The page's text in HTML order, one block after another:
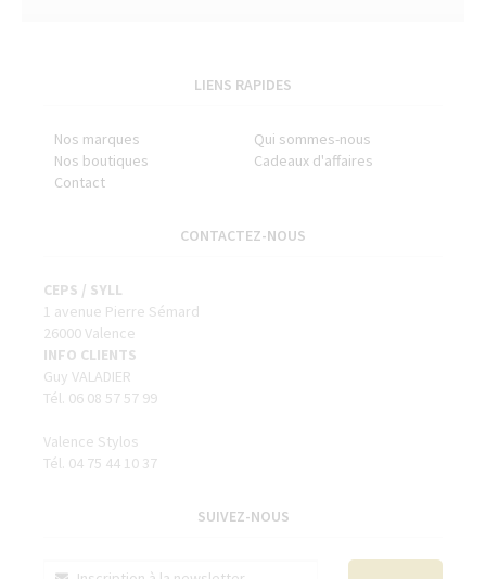
LIENS RAPIDES
Nos marques
Qui sommes-nous
Nos boutiques
Cadeaux d'affaires
Contact
CONTACTEZ-NOUS
CEPS / SYLL
1 avenue Pierre Sémard
26000 Valence
INFO CLIENTS
Guy VALADIER
Tél. 06 08 57 57 99
Valence Stylos
Tél. 04 75 44 10 37
SUIVEZ-NOUS